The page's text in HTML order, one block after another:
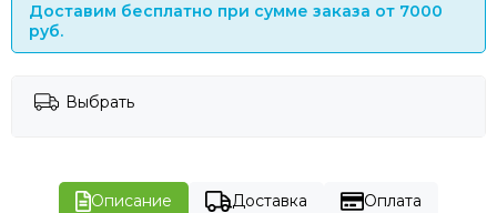
Доставим бесплатно при сумме заказа от 7000
руб.
Выбрать
Описание Доставка Оплата